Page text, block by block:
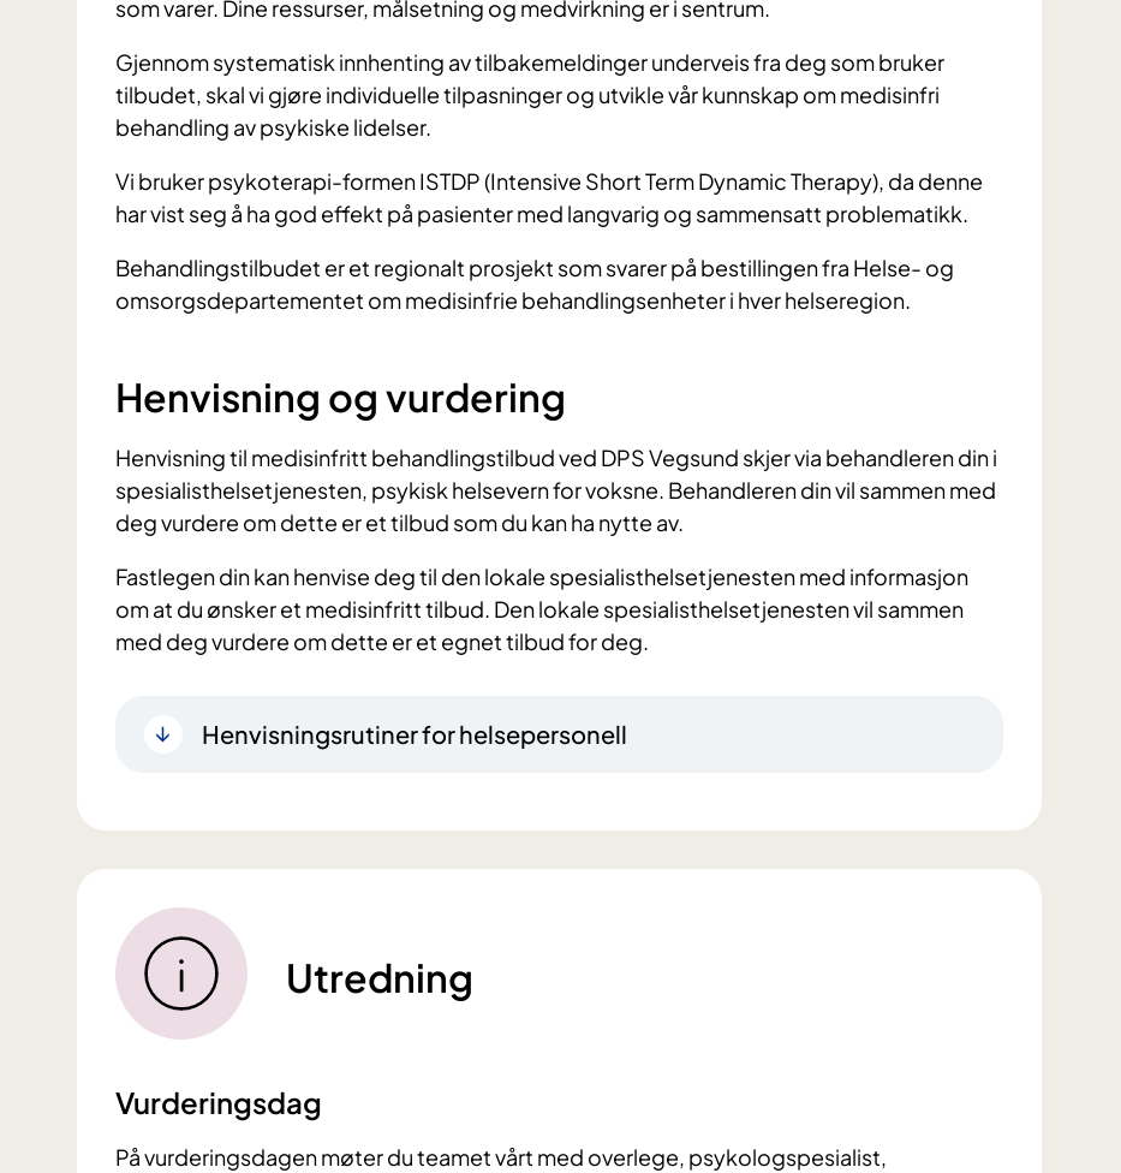
som varer. Dine ressurser, målsetning og medvirkning er i sentrum.
Gjennom systematisk innhenting av tilbakemeldinger underveis fra deg som bruker
tilbudet, skal vi gjøre individuelle tilpasninger og utvikle vår kunnskap om medisinfri
behandling av psykiske lidelser.
Vi bruker psykoterapi-formen ISTDP (Intensive Short Term Dynamic Therapy), da denne
har vist seg å ha god effekt på pasienter med langvarig og sammensatt problematikk.
Behandlingstilbudet er et regionalt prosjekt som svarer på bestillingen fra Helse- og
omsorgsdepartementet om medisinfrie behandlingsenheter i hver helseregion.
Henvisning og vurdering
Henvisning til medisinfritt behandlingstilbud ved DPS Vegsund skjer via behandleren din i
spesialisthelsetjenesten, psykisk helsevern for voksne. Behandleren din vil sammen med
deg vurdere om dette er et tilbud som du kan ha nytte av.
Fastlegen din kan henvise deg til den lokale spesialisthelsetjenesten med informasjon
om at du ønsker et medisinfritt tilbud. Den lokale spesialisthelsetjenesten vil sammen
med deg vurdere om dette er et egnet tilbud for deg.
Henvisningsrutiner for helsepersonell
Utredning
Vurderingsdag
På vurderingsdagen møter du teamet vårt med overlege, psykologspesialist,